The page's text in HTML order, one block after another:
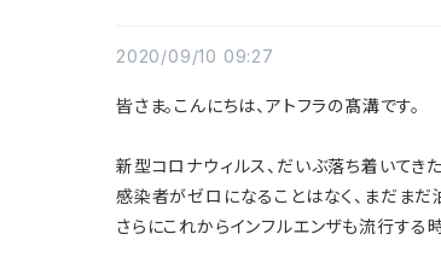
2020/09/10 09:27
皆さま。こんにちは、アトフラの髙溝です。
新型コロナウィルス、だいぶ落ち着いてきた
感染者がゼロになることはなく、まだま
さらにこれからインフルエンザも流行する